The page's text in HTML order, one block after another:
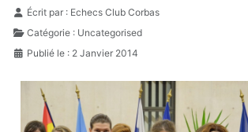
Détails
Écrit par : Echecs Club Corbas
Catégorie : Uncategorised
Publié le : 2 Janvier 2014